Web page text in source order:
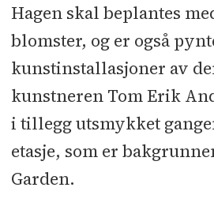
Hagen skal beplantes
blomster, og er også
kunstinstallasjoner av
kunstneren Tom Erik
i tillegg utsmykket
etasje, som er
Garden.